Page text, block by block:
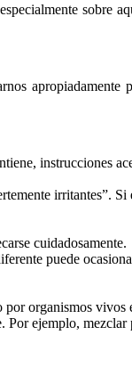
sobre
instrucciones
irritantes”.
cuidadosamente.
puede
organismos vivos
ejemplo,